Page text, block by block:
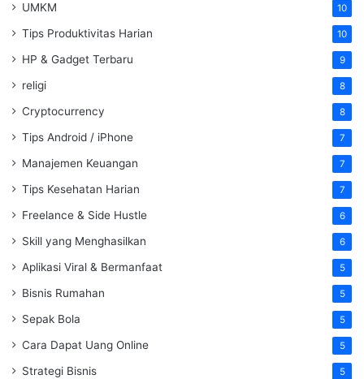
UMKM 10
Tips Produktivitas Harian 10
HP & Gadget Terbaru 9
religi 8
Cryptocurrency 8
Tips Android / iPhone 7
Manajemen Keuangan 7
Tips Kesehatan Harian 7
Freelance & Side Hustle 6
Skill yang Menghasilkan 6
Aplikasi Viral & Bermanfaat 5
Bisnis Rumahan 5
Sepak Bola 5
Cara Dapat Uang Online 5
Strategi Bisnis 5